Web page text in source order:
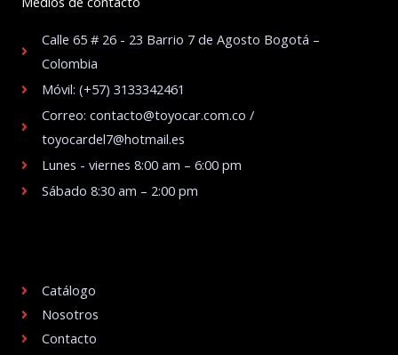
Calle 65 # 26 - 23 Barrio 7 de Agosto Bogotá –
Colombia
Móvil: (+57) 3133342461
Correo: contacto@toyocar.com.co /
toyocardel7@hotmail.es
Lunes - viernes 8:00 am – 6:00 pm
Sábado 8:30 am – 2:00 pm
Catálogo
Nosotros
Contacto